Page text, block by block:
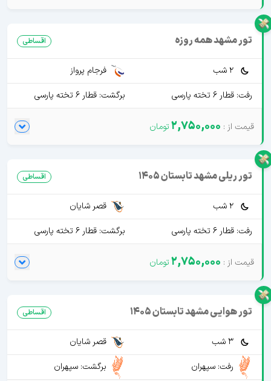
تور مشهد همه روزه اقساطی
2 شب
فرجام پرواز
رفت: قطار 6 تخته پارسی
برگشت: قطار 6 تخته پارسی
2,750,000
تور ریلی مشهد تابستان 1405 اقساطی
2 شب
قصر شایان
رفت: قطار 6 تخته پارسی
برگشت: قطار 6 تخته پارسی
2,750,000
تور هوایی مشهد تابستان 1405 اقساطی
3 شب
قصر شایان
رفت: سپهران
برگشت: سپهران